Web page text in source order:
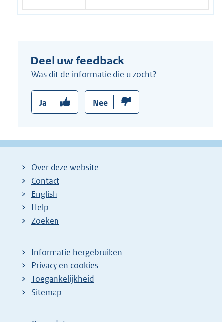
Deel uw feedback
Was dit de informatie die u zocht?
Ja Nee
Over deze website
Contact
English
Help
Zoeken
Informatie hergebruiken
Privacy en cookies
Toegankelijkheid
Sitemap